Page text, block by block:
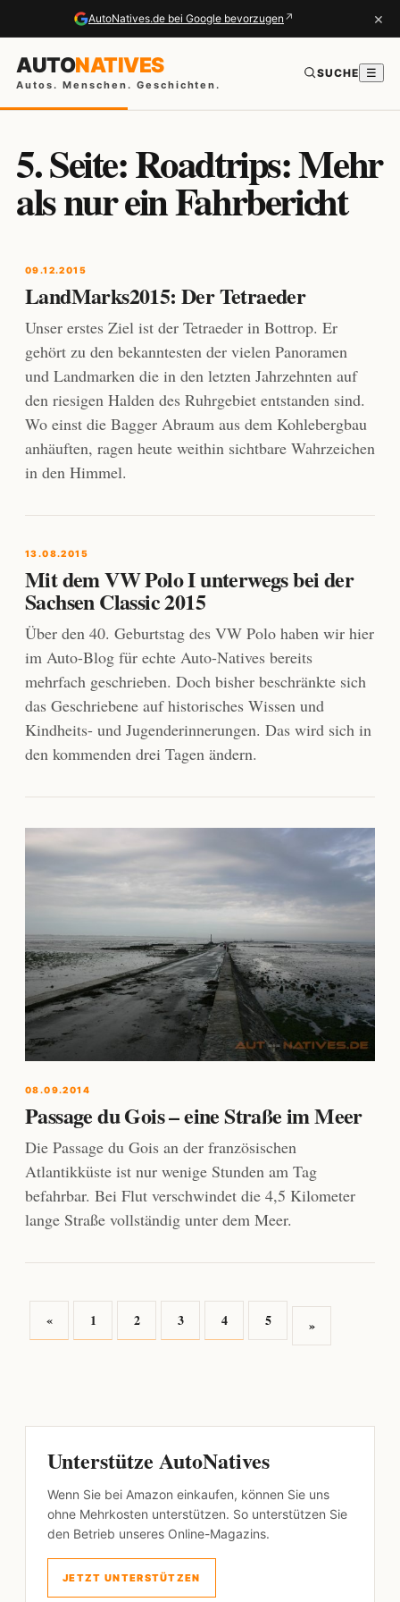
AutoNatives.de bei Google bevorzugen ↗ ×
AUTONATIVES
Autos. Menschen. Geschichten.
SUCHE ☰
5. Seite: Roadtrips: Mehr
als nur ein Fahrbericht
09.12.2015
LandMarks2015: Der Tetraeder
Unser erstes Ziel ist der Tetraeder in Bottrop. Er
gehört zu den bekanntesten der vielen Panoramen
und Landmarken die in den letzten Jahrzehnten auf
den riesigen Halden des Ruhrgebiet entstanden sind.
Wo einst die Bagger Abraum aus dem Kohlebergbau
anhäuften, ragen heute weithin sichtbare Wahrzeichen
in den Himmel.
13.08.2015
Mit dem VW Polo I unterwegs bei der
Sachsen Classic 2015
Über den 40. Geburtstag des VW Polo haben wir hier
im Auto-Blog für echte Auto-Natives bereits
mehrfach geschrieben. Doch bisher beschränkte sich
das Geschriebene auf historisches Wissen und
Kindheits- und Jugenderinnerungen. Das wird sich in
den kommenden drei Tagen ändern.
08.09.2014
Passage du Gois – eine Straße im Meer
Die Passage du Gois an der französischen
Atlantikküste ist nur wenige Stunden am Tag
befahrbar. Bei Flut verschwindet die 4,5 Kilometer
lange Straße vollständig unter dem Meer.
« 1 2 3 4 5 »
Unterstütze AutoNatives
Wenn Sie bei Amazon einkaufen, können Sie uns
ohne Mehrkosten unterstützen. So unterstützen Sie
den Betrieb unseres Online-Magazins.
JETZT UNTERSTÜTZEN